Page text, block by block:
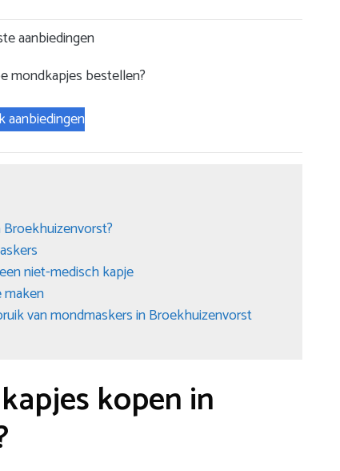
aanbiedingen
mondkapjes bestellen?
aanbiedingen
niet-medisch kapje
maken
van mondmaskers in Broekhuizenvorst
kopen in